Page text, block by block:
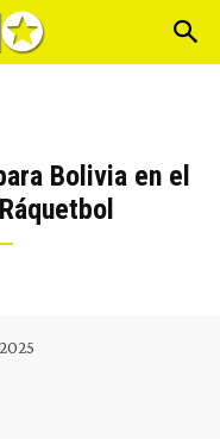
Bolivia en el